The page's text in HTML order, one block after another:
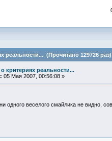
реальности... (Прочитано 129726 раз)
критериях реальности...
05 Мая 2007, 00:56:08 »
одного веселого смайлика не видно,